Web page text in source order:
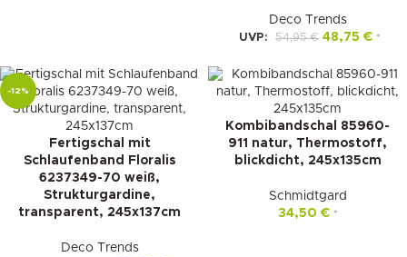
Deco Trends
UVP: 54,95€ 48,75 € *
-12%
Fertigschal mit
Schlaufenband Floralis
6237349-70 weiß,
Strukturgardine,
transparent, 245x137cm
Deco Trends
Kombibandschal 85960-
911 natur, Thermostoff,
blickdicht, 245x135cm
Schmidtgard
34,50 € *